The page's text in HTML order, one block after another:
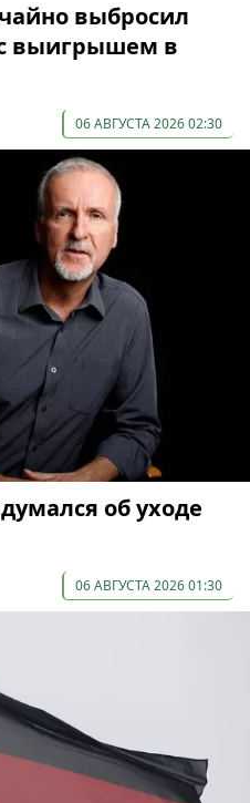
выбросил
выигрышем в
06 АВГУСТА 2026 02:30
об уходе
06 АВГУСТА 2026 01:30